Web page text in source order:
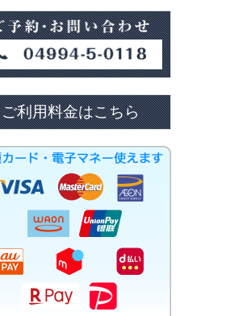
ご利用料金はこちら